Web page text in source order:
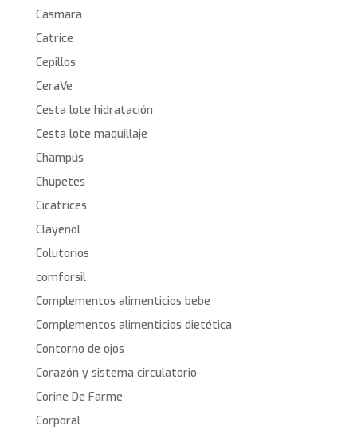
Casmara
Catrice
Cepillos
CeraVe
Cesta lote hidratación
Cesta lote maquillaje
Champús
Chupetes
Cicatrices
Clayenol
Colutorios
comforsil
Complementos alimenticios bebe
Complementos alimenticios dietética
Contorno de ojos
Corazón y sistema circulatorio
Corine De Farme
Corporal